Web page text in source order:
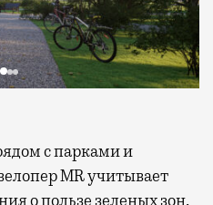
с парками и
MR учитывает
о пользе зеленых зон,